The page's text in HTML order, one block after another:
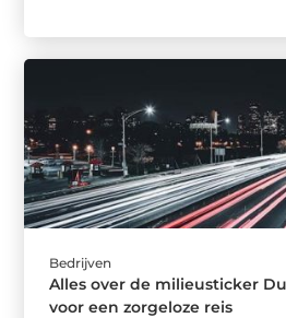
Bedrijven
Alles over de milieusticker
voor een zorgeloze reis